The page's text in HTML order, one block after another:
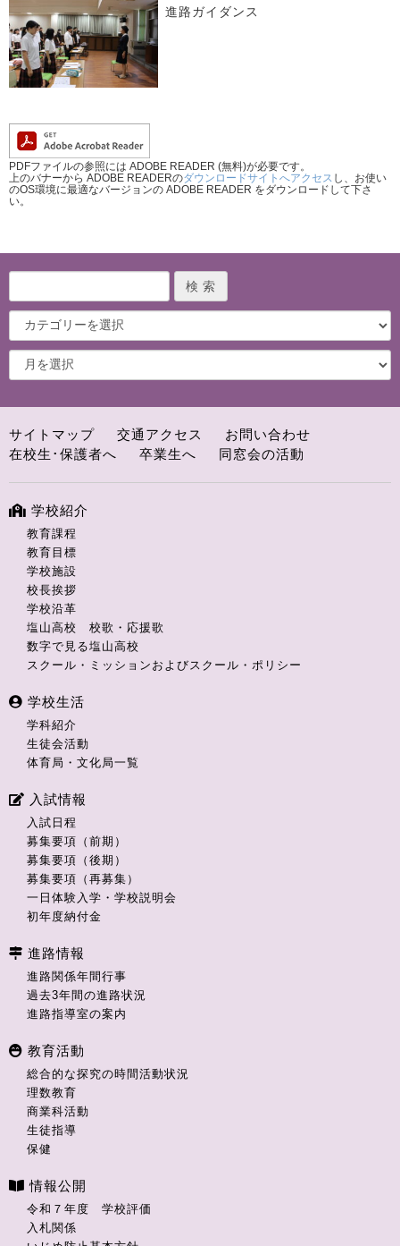
進路ガイダンス
PDFファイルの参照には ADOBE READER (無料)が必要です。
上のバナーから ADOBE READERのダウンロードサイトへアクセス し、お使い
のOS環境に最適なバージョンの ADOBE READER をダウンロードして下さ
い。
サイトマップ 交通アクセス
お問い合わせ
在校生･保護者へ
卒業生へ 同窓会の活動
学校紹介
教育課程
教育目標
学校施設
校長挨拶
学校沿革
塩山高校 校歌・応援歌
数字で見る塩山高校
スクール・ミッションおよびスクール・ポリシー
学校生活
学科紹介
生徒会活動
体育局・文化局一覧
入試情報
入試日程
募集要項（前期）
募集要項（後期）
募集要項（再募集）
一日体験入学・学校説明会
初年度納付金
進路情報
進路関係年間行事
過去3年間の進路状況
進路指導室の案内
教育活動
総合的な探究の時間活動状況
理数教育
商業科活動
生徒指導
保健
情報公開
令和７年度 学校評価
入札関係